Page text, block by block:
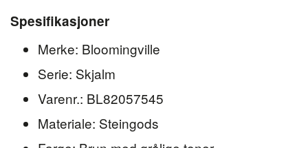
Spesifikasjoner
Merke: Bloomingville
Serie: Skjalm
Varenr.: BL82057545
Materiale: Steingods